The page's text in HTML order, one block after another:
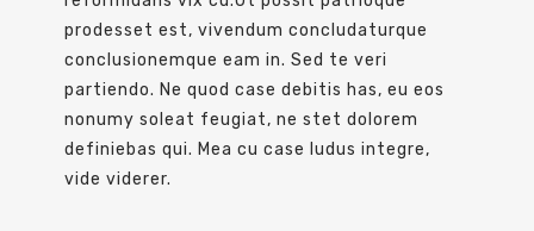
prodesset est, vivendum concludaturque
conclusionemque eam in. Sed te veri
partiendo. Ne quod case debitis has, eu eos
nonumy soleat feugiat, ne stet dolorem
definiebas qui. Mea cu case ludus integre,
vide viderer.